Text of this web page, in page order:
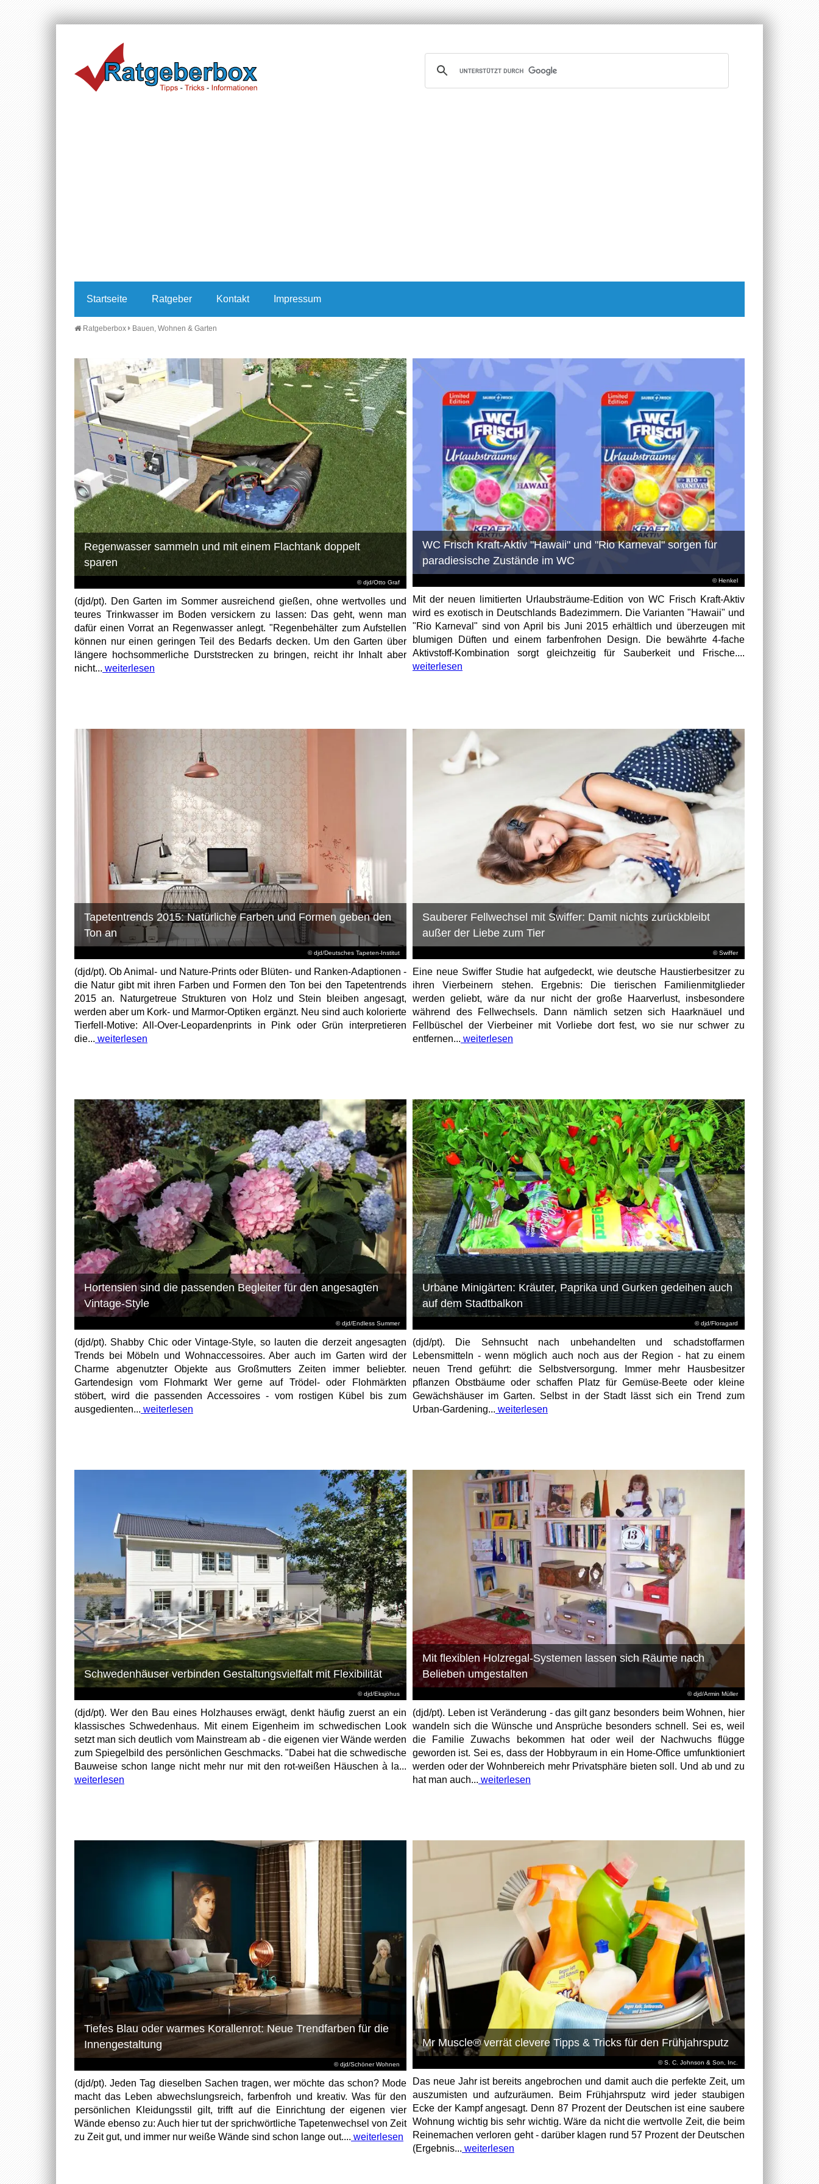
Startseite Ratgeber Kontakt Impressum
Ratgeberbox Bauen, Wohnen & Garten
© djd/Otto Graf
Regenwasser sammeln und mit einem Flachtank doppelt
sparen
(djd/pt). Den Garten im Sommer ausreichend gießen, ohne wertvolles und
teures Trinkwasser im Boden versickern zu lassen: Das geht, wenn man
dafür einen Vorrat an Regenwasser anlegt. "Regenbehälter zum Aufstellen
können nur einen geringen Teil des Bedarfs decken. Um den Garten über
längere hochsommerliche Durststrecken zu bringen, reicht ihr Inhalt aber
nicht... weiterlesen
© Henkel
WC Frisch Kraft-Aktiv "Hawaii" und "Rio Karneval" sorgen für
paradiesische Zustände im WC
Mit der neuen limitierten Urlaubsträume-Edition von WC Frisch Kraft-Aktiv
wird es exotisch in Deutschlands Badezimmern. Die Varianten "Hawaii" und
"Rio Karneval" sind von April bis Juni 2015 erhältlich und überzeugen mit
blumigen Düften und einem farbenfrohen Design. Die bewährte 4-fache
Aktivstoff-Kombination sorgt gleichzeitig für Sauberkeit und Frische....
weiterlesen
© djd/Deutsches Tapeten-Institut
Tapetentrends 2015: Natürliche Farben und Formen geben den
Ton an
(djd/pt). Ob Animal- und Nature-Prints oder Blüten- und Ranken-Adaptionen -
die Natur gibt mit ihren Farben und Formen den Ton bei den Tapetentrends
2015 an. Naturgetreue Strukturen von Holz und Stein bleiben angesagt,
werden aber um Kork- und Marmor-Optiken ergänzt. Neu sind auch kolorierte
Tierfell-Motive: All-Over-Leopardenprints in Pink oder Grün interpretieren
die... weiterlesen
© Swiffer
Sauberer Fellwechsel mit Swiffer: Damit nichts zurückbleibt
außer der Liebe zum Tier
Eine neue Swiffer Studie hat aufgedeckt, wie deutsche Haustierbesitzer zu
ihren Vierbeinern stehen. Ergebnis: Die tierischen Familienmitglieder
werden geliebt, wäre da nur nicht der große Haarverlust, insbesondere
während des Fellwechsels. Dann nämlich setzen sich Haarknäuel und
Fellbüschel der Vierbeiner mit Vorliebe dort fest, wo sie nur schwer zu
entfernen... weiterlesen
© djd/Endless Summer
Hortensien sind die passenden Begleiter für den angesagten
Vintage-Style
(djd/pt). Shabby Chic oder Vintage-Style, so lauten die derzeit angesagten
Trends bei Möbeln und Wohnaccessoires. Aber auch im Garten wird der
Charme abgenutzter Objekte aus Großmutters Zeiten immer beliebter.
Gartendesign vom Flohmarkt Wer gerne auf Trödel- oder Flohmärkten
stöbert, wird die passenden Accessoires - vom rostigen Kübel bis zum
ausgedienten... weiterlesen
© djd/Floragard
Urbane Minigärten: Kräuter, Paprika und Gurken gedeihen auch
auf dem Stadtbalkon
(djd/pt). Die Sehnsucht nach unbehandelten und schadstoffarmen
Lebensmitteln - wenn möglich auch noch aus der Region - hat zu einem
neuen Trend geführt: die Selbstversorgung. Immer mehr Hausbesitzer
pflanzen Obstbäume oder schaffen Platz für Gemüse-Beete oder kleine
Gewächshäuser im Garten. Selbst in der Stadt lässt sich ein Trend zum
Urban-Gardening... weiterlesen
© djd/Eksjöhus
Schwedenhäuser verbinden Gestaltungsvielfalt mit Flexibilität
(djd/pt). Wer den Bau eines Holzhauses erwägt, denkt häufig zuerst an ein
klassisches Schwedenhaus. Mit einem Eigenheim im schwedischen Look
setzt man sich deutlich vom Mainstream ab - die eigenen vier Wände werden
zum Spiegelbild des persönlichen Geschmacks. "Dabei hat die schwedische
Bauweise schon lange nicht mehr nur mit den rot-weißen Häuschen à la...
weiterlesen
© djd/Armin Müller
Mit flexiblen Holzregal-Systemen lassen sich Räume nach
Belieben umgestalten
(djd/pt). Leben ist Veränderung - das gilt ganz besonders beim Wohnen, hier
wandeln sich die Wünsche und Ansprüche besonders schnell. Sei es, weil
die Familie Zuwachs bekommen hat oder weil der Nachwuchs flügge
geworden ist. Sei es, dass der Hobbyraum in ein Home-Office umfunktioniert
werden oder der Wohnbereich mehr Privatsphäre bieten soll. Und ab und zu
hat man auch... weiterlesen
© djd/Schöner Wohnen
Tiefes Blau oder warmes Korallenrot: Neue Trendfarben für die
Innengestaltung
(djd/pt). Jeden Tag dieselben Sachen tragen, wer möchte das schon? Mode
macht das Leben abwechslungsreich, farbenfroh und kreativ. Was für den
persönlichen Kleidungsstil gilt, trifft auf die Einrichtung der eigenen vier
Wände ebenso zu: Auch hier tut der sprichwörtliche Tapetenwechsel von Zeit
zu Zeit gut, und immer nur weiße Wände sind schon lange out.... weiterlesen
© S. C. Johnson & Son, Inc.
Mr Muscle® verrät clevere Tipps & Tricks für den Frühjahrsputz
Das neue Jahr ist bereits angebrochen und damit auch die perfekte Zeit, um
auszumisten und aufzuräumen. Beim Frühjahrsputz wird jeder staubigen
Ecke der Kampf angesagt. Denn 87 Prozent der Deutschen ist eine saubere
Wohnung wichtig bis sehr wichtig. Wäre da nicht die wertvolle Zeit, die beim
Reinemachen verloren geht - darüber klagen rund 57 Prozent der Deutschen
(Ergebnis... weiterlesen